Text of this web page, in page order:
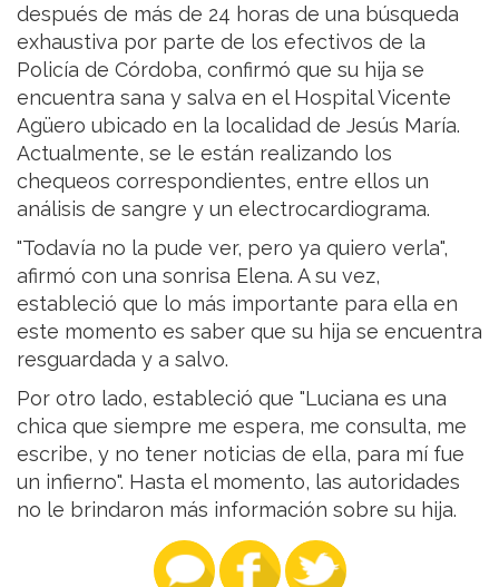
después de más de 24 horas de una búsqueda
exhaustiva por parte de los efectivos de la
Policía de Córdoba, confirmó que su hija se
encuentra sana y salva en el Hospital Vicente
Agüero ubicado en la localidad de Jesús María.
Actualmente, se le están realizando los
chequeos correspondientes, entre ellos un
análisis de sangre y un electrocardiograma.
"Todavía no la pude ver, pero ya quiero verla",
afirmó con una sonrisa Elena. A su vez,
estableció que lo más importante para ella en
este momento es saber que su hija se encuentra
resguardada y a salvo.
Por otro lado, estableció que "Luciana es una
chica que siempre me espera, me consulta, me
escribe, y no tener noticias de ella, para mí fue
un infierno". Hasta el momento, las autoridades
no le brindaron más información sobre su hija.